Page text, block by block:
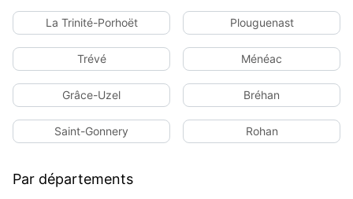
La Trinité-Porhoët Plouguenast
Trévé Ménéac
Grâce-Uzel Bréhan
Saint-Gonnery Rohan
Par départements